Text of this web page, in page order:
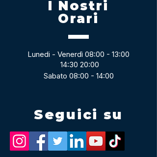
I Nostri
Orari
Lunedi - Venerdì 08:00 - 13:00
14:30 20:00
Sabato 08:00 - 14:00
Seguici su